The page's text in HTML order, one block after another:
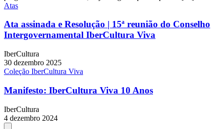
Atas
Ata assinada e Resolução | 15ª reunião do Conselho
Intergovernamental IberCultura Viva
IberCultura
30 dezembro 2025
Coleção IberCultura Viva
Manifesto: IberCultura Viva 10 Anos
IberCultura
4 dezembro 2024